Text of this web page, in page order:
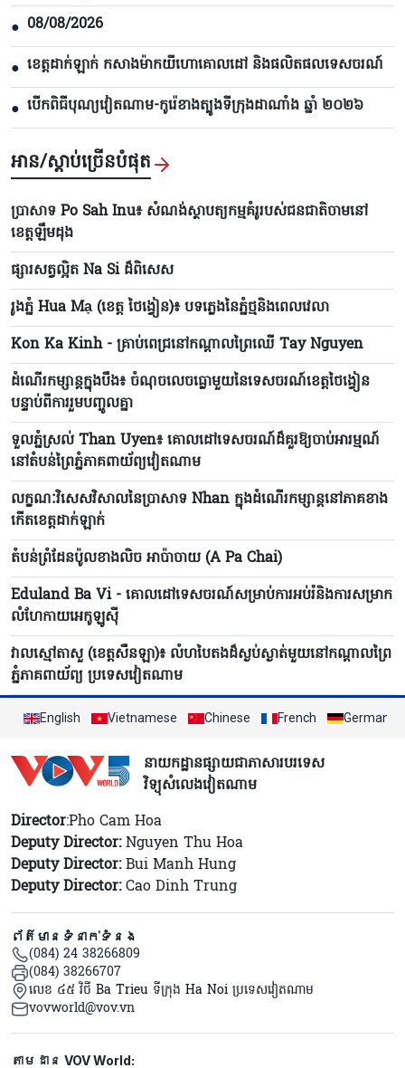
● 08/08/2026
● ខេត្តដាក់ឡាក់ កសាងម៉ាកយីហោគោលដៅ និងផលិតផលទេសចរណ៍
● បើកពិធីបុណ្យវៀតណាម-កូរ៉េខាងត្បូងទីក្រុងដាណាំង ឆ្នាំ ២០២៦
អាន/ស្តាប់ច្រើនបំផុត
ប្រាសាទ Po Sah Inu៖ សំណង់ស្ថាបត្យកម្មគំរូរបស់ជនជាតិចាមនៅ
ខេត្តឡឹមដុង
ផ្សារសត្វល្អិត Na Si ដ៏ពិសេស
រូងភ្នំ Hua Mạ (ខេត្ត ថៃង្វៀន)៖ បទភ្លេងនៃភ្នំថ្មនិងពេលវេលា
Kon Ka Kinh - គ្រាប់ពេជ្រនៅកណ្ដាលព្រៃឈើ Tay Nguyen
ដំណើរកម្សាន្តក្នុងបឹង៖ ចំណុចលេចធ្លោមួយនៃទេសចរណ៍ខេត្តថៃង្វៀន
បន្ទាប់ពីការរួមបញ្ចូលគ្នា
ទួលភ្នំស្រល់ Than Uyen៖ គោលដៅទេសចរណ៍ដ៏គួរឱ្យចាប់អារម្មណ៍
នៅតំបន់ព្រៃភ្នំភាគពាយ័ព្យវៀតណាម
លក្ខណៈវិសេសវិសាលនៃប្រាសាទ Nhan ក្នុងដំណើរកម្សាន្តនៅភាគខាង
កើតខេត្តដាក់ឡាក់
តំបន់ព្រំដែនប៉ូលខាងលិច អាប៉ាចាយ (A Pa Chai)
Eduland Ba Vi - គោលដៅទេសចរណ៍សម្រាប់ការអប់រំនិងការសម្រាក
លំហែកាយអេកូឡូស៊ី
វាលស្មៅតាសួ (ខេត្តសឺនឡា)៖ លំហបៃតងដ៏ស្ងប់ស្ងាត់មួយនៅកណ្តាលព្រៃ
ភ្នំភាគពាយ័ព្យ ប្រទេសវៀតណាម
English Vietnamese Chinese French German
នាយកដ្ឋានផ្សាយជាភាសារបរទេស
វិទ្យុសំលេងវៀតណាម
Director:Pho Cam Hoa
Deputy Director:Nguyen Thu Hoa
Deputy Director:Bui Manh Hung
Deputy Director:Cao Dinh Trung
ព័ត៌មានទំនាក់ទំនង
(084) 24 38266809
(084) 38266707
លេខ ៤៥ វិថី Ba Trieu ទីក្រុង Ha Noi ប្រទេសវៀតណាម
vovworld@vov.vn
Mạng xã hội
តាមដាន VOV World: